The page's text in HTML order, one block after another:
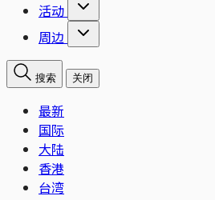
活动
周边
搜索 关闭
最新
国际
大陆
香港
台湾